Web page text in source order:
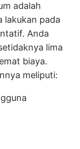
adalah
lakukan pada
Anda
lima
biaya.
meliputi: